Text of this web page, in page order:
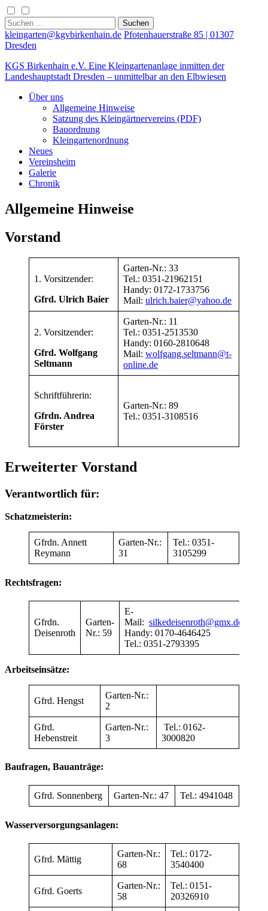
Skip
to
content
Suchen
nach:
kleingarten@kgvbirkenhain.de Pfotenhauerstraße 85 | 01307
Dresden
KGS Birkenhain e.V. Eine Kleingartenanlage inmitten der
Landeshauptstadt Dresden – unmittelbar an den Elbwiesen
Über uns
Allgemeine Hinweise
Satzung des Kleingärtnervereins (PDF)
Bauordnung
Kleingartenordnung
Neues
Vereinsheim
Galerie
Chronik
Allgemeine Hinweise
Vorstand
1. Vorsitzender:
Gfrd. Ulrich Baier
Garten-Nr.: 33
Tel.: 0351-21962151
Handy: 0172-1733756
Mail: ulrich.baier@yahoo.de
2. Vorsitzender:
Gfrd. Wolfgang
Seltmann
Garten-Nr.: 11
Tel.: 0351-2513530
Handy: 0160-2810648
Mail: wolfgang.seltmann@t-
online.de
Schriftführerin:
Gfrdn. Andrea
Förster
Garten-Nr.: 89
Tel.: 0351-3108516
Erweiterter Vorstand
Verantwortlich für:
Schatzmeisterin:
Gfrdn. Annett
Reymann
Garten-Nr.:
31
Tel.: 0351-
3105299
Rechtsfragen:
Gfrdn.
Deisenroth
Garten-
Nr.: 59
E-
Mail: silkedeisenroth@gmx.de
Handy: 0170-4646425
Tel.: 0351-2793395
Arbeitseinsätze:
Gfrd. Hengst
Garten-Nr.:
2
Gfrd.
Hebenstreit
Garten-Nr.:
3
Tel.: 0162-
3000820
Baufragen, Bauanträge:
Gfrd. Sonnenberg Garten-Nr.: 47 Tel.: 4941048
Wasserversorgungsanlagen:
Gfrd. Mättig
Garten-Nr.:
68
Tel.: 0172-
3540400
Gfrd. Goerts
Garten-Nr.:
58
Tel.: 0151-
20326910